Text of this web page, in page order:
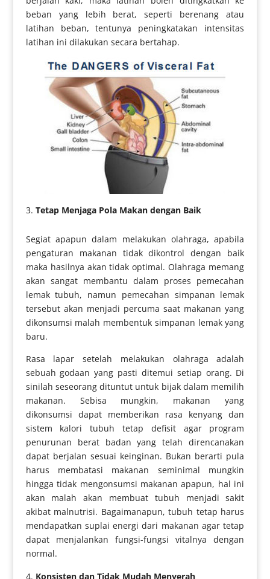
beban yang lebih berat, seperti berenang atau
latihan beban, tentunya peningkatakan intensitas
latihan ini dilakukan secara bertahap.
Tetap Menjaga Pola Makan dengan Baik
Segiat apapun dalam melakukan olahraga, apabila
pengaturan makanan tidak dikontrol dengan baik
maka hasilnya akan tidak optimal. Olahraga memang
akan sangat membantu dalam proses pemecahan
lemak tubuh, namun pemecahan simpanan lemak
tersebut akan menjadi percuma saat makanan yang
dikonsumsi malah membentuk simpanan lemak yang
baru.
Rasa lapar setelah melakukan olahraga adalah
sebuah godaan yang pasti ditemui setiap orang. Di
sinilah seseorang dituntut untuk bijak dalam memilih
makanan. Sebisa mungkin, makanan yang
dikonsumsi dapat memberikan rasa kenyang dan
sistem kalori tubuh tetap defisit agar program
penurunan berat badan yang telah direncanakan
dapat berjalan sesuai keinginan. Bukan berarti pula
harus membatasi makanan seminimal mungkin
hingga tidak mengonsumsi makanan apapun, hal ini
akan malah akan membuat tubuh menjadi sakit
akibat malnutrisi. Bagaimanapun, tubuh tetap harus
mendapatkan suplai energi dari makanan agar tetap
dapat menjalankan fungsi-fungsi vitalnya dengan
normal.
Konsisten dan Tidak Mudah Menyerah